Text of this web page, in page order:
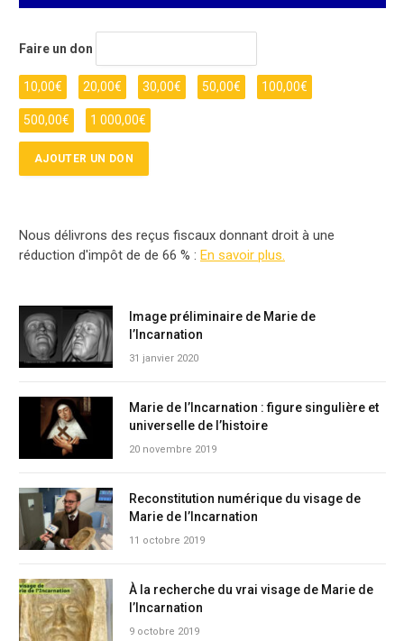
Faire un don
10,00€ 20,00€ 30,00€ 50,00€ 100,00€
500,00€ 1 000,00€
Nous délivrons des reçus fiscaux donnant droit à une
réduction d'impôt de de 66 % : En savoir plus.
Image préliminaire de Marie de
l’Incarnation
31 janvier 2020
Marie de l’Incarnation : figure singulière et
universelle de l’histoire
20 novembre 2019
Reconstitution numérique du visage de
Marie de l’Incarnation
11 octobre 2019
À la recherche du vrai visage de Marie de
l’Incarnation
9 octobre 2019